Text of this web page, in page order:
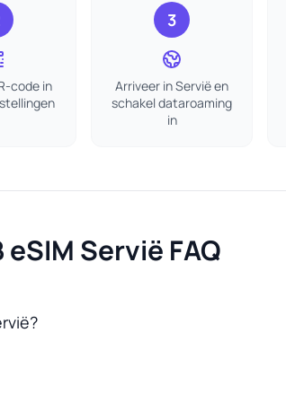
code in
3
Arriveer in Servië en
schakel dataroaming
in
eSIM Servië FAQ